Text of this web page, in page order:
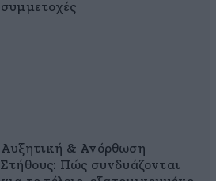
συμμετοχές
Αυξητική & Ανόρθωση
Στήθους: Πώς συνδυάζονται